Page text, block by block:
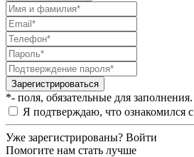
Зарегистрироваться
*- поля, обязательные для заполнения.
Я подтверждаю, что ознакомился с
Уже зарегистрированы? Войти
Помогите нам стать лучше